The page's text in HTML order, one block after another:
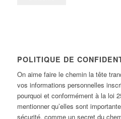
POLITIQUE DE
On aime faire le chemin la tête
vos informations personnelles
pourquoi et conformément à la loi
mentionner qu’elles sont
sécurité, comme un secret du